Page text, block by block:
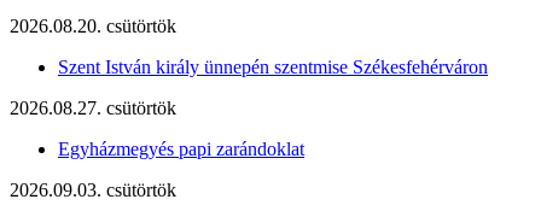
2026.08.20. csütörtök
Szent István király ünnepén szentmise Székesfehérváron
2026.08.27. csütörtök
Egyházmegyés papi zarándoklat
2026.09.03. csütörtök